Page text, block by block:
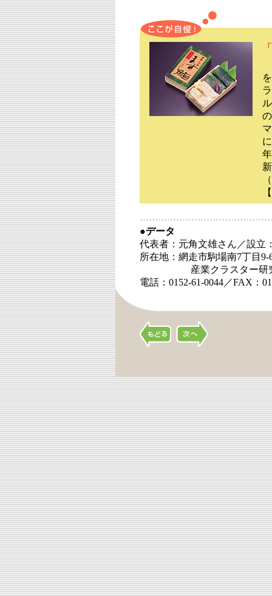
●データ
代表者：元角文雄さん／設立
所在地：網走市駒場南7丁
産業クラスター研究会
電話：0152-61-0044／FAX：